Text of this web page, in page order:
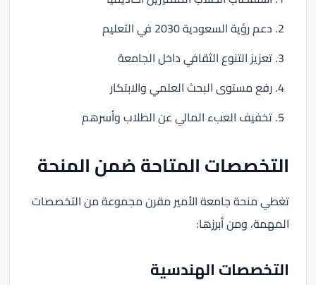
دعم رؤية السعودية 2030 في التعليم
تعزيز التنوع الثقافي داخل الجامعة
رفع مستوى البحث العلمي والابتكار
تخفيف العبء المالي عن الطلاب وأسرهم
التخصصات المتاحة ضمن المنحة
تغطي منحة جامعة الأمير مقرن مجموعة من التخصصات
المهمة، ومن أبرزها:
التخصصات الهندسية